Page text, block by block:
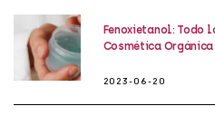
Fenoxietanol: Todo
Cosmética Orgánica
2023-06-20